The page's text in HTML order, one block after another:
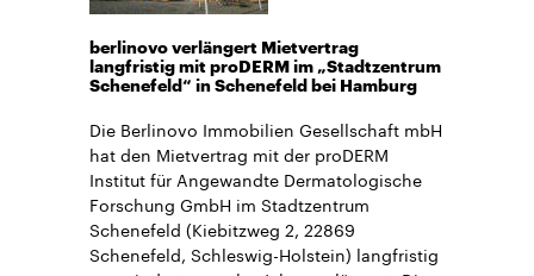
berlinovo verlängert Mietvertrag
langfristig mit proDERM im „Stadtzentrum
Schenefeld“ in Schenefeld bei Hamburg
Die Berlinovo Immobilien Gesellschaft mbH
hat den Mietvertrag mit der proDERM
Institut für Angewandte Dermatologische
Forschung GmbH im Stadtzentrum
Schenefeld (Kiebitzweg 2, 22869
Schenefeld, Schleswig-Holstein) langfristig